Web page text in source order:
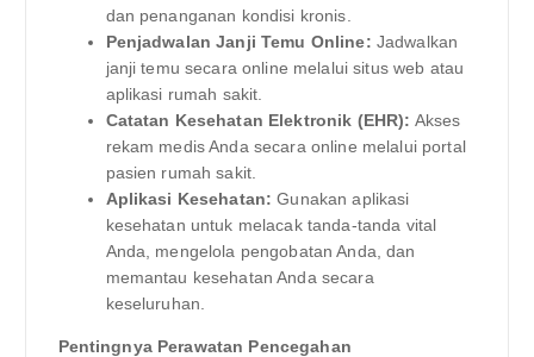
dan penanganan kondisi kronis.
Penjadwalan Janji Temu Online: Jadwalkan
janji temu secara online melalui situs web atau
aplikasi rumah sakit.
Catatan Kesehatan Elektronik (EHR): Akses
rekam medis Anda secara online melalui portal
pasien rumah sakit.
Aplikasi Kesehatan: Gunakan aplikasi
kesehatan untuk melacak tanda-tanda vital
Anda, mengelola pengobatan Anda, dan
memantau kesehatan Anda secara
keseluruhan.
Pentingnya Perawatan Pencegahan